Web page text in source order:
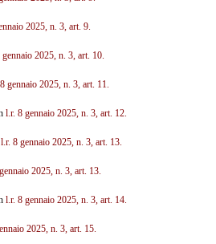
2025, n. 3, art. 9.
gennaio 2025, n. 3, art. 10.
gennaio 2025, n. 3, art. 11.
l.r. 8 gennaio 2025, n. 3, art. 12.
l.r. 8 gennaio 2025, n. 3, art. 13.
2025, n. 3, art. 13.
l.r. 8 gennaio 2025, n. 3, art. 14.
2025, n. 3, art. 15.